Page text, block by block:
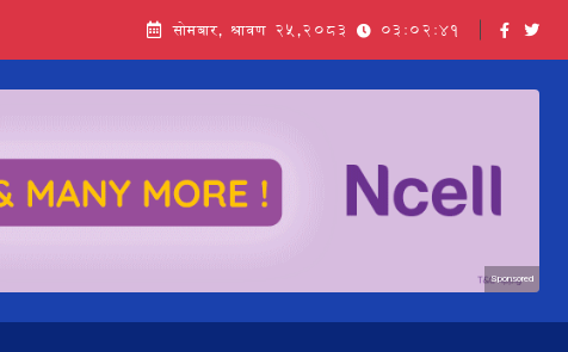
सोमबार, श्रावण २५,२०८३ 03:02:43
Sponsored